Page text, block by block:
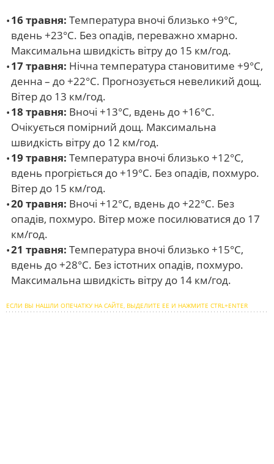
16 травня: Температура вночі близько +9°С,
вдень +23°С. Без опадів, переважно хмарно.
Максимальна швидкість вітру до 15 км/год.
17 травня: Нічна температура становитиме +9°С,
денна – до +22°С. Прогнозується невеликий дощ.
Вітер до 13 км/год.
18 травня: Вночі +13°С, вдень до +16°С.
Очікується помірний дощ. Максимальна
швидкість вітру до 12 км/год.
19 травня: Температура вночі близько +12°С,
вдень прогріється до +19°С. Без опадів, похмуро.
Вітер до 15 км/год.
20 травня: Вночі +12°С, вдень до +22°С. Без
опадів, похмуро. Вітер може посилюватися до 17
км/год.
21 травня: Температура вночі близько +15°С,
вдень до +28°С. Без істотних опадів, похмуро.
Максимальна швидкість вітру до 14 км/год.
ЕСЛИ ВЫ НАШЛИ ОПЕЧАТКУ НА САЙТЕ, ВЫДЕЛИТЕ ЕЕ И НАЖМИТЕ CTRL+ENTER